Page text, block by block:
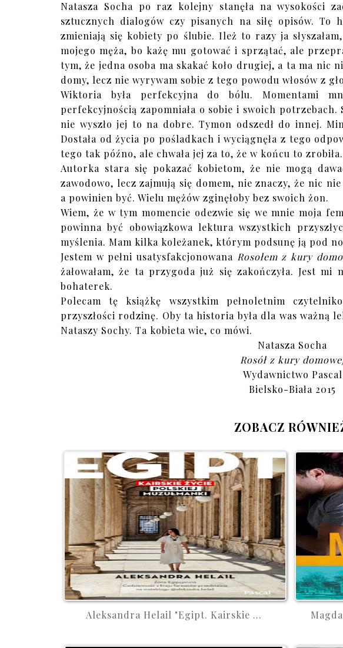
Natasza Socha po raz kolejny stanęła na wysokości
sztucznych dialogów czy pisanych na siłę opisów. To
zmieniają się kobiety po ślubie. Ileż to razy ja
mojego męża, bo każę mu gotować i sprzątać, ale
tym, że jedna osoba ma skakać koło drugiej, a ta ma nic
domy, lecz nie wyrywam sobie z tego powodu włosów z
Wiktoria była perfekcyjna do bólu. Momentami
perfekcyjnością zapomniała o sobie i swoich potrzebach.
nie wyszło jej to na dobre. Tymon odszedł do innej.
Dostała od życia po pośladkach i wyciągnęła z tego
tego tak późno, ale chwała jej za to, że w końcu to zrobiła.
Autorka stara się pokazać kobietom, że nie mogą
zawodowo, lecz zajmują się domem, nie znaczy, że nic
a powinien być. Wielu mężów zginęłoby bez swoich żon.
Wiem, że w tym momencie odezwie się we mnie moja
powinna być obowiązkowa lektura wszystkich
myślenia. Mam kilka koleżanek, którym podsunę ją pod
Jestem w pełni usatysfakcjonowana Rosołem z kury
żałowałam, że ta przygoda już się zakończyła. Jest mi
bohaterek.
Polecam tę książkę wszystkim pełnoletnim
przyszłości rodzinę. Oby ta historia była dla was ważną
Nataszy Sochy. Ta kobieta wie, co mówi.
Natasza Socha
Rosół z kury
Wydawnictwo Pascal
Bielsko-Biała 2015
ZOBACZ
Aleksandra Helail "Egipt. Kairskie ...